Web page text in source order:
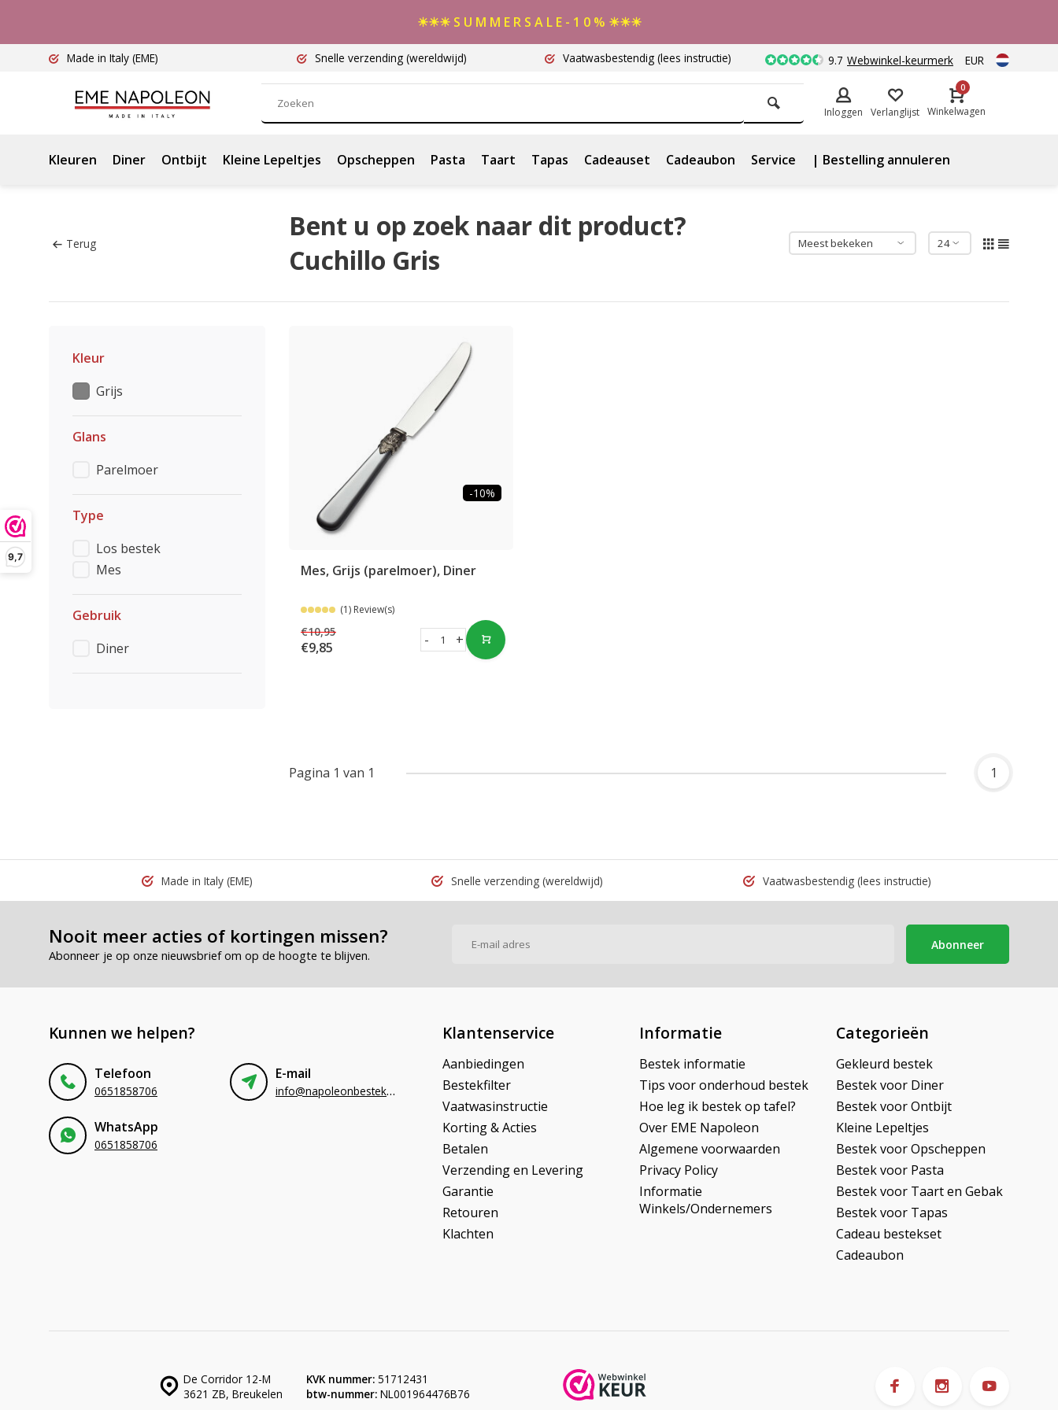
9,7
☀☀☀ S U M M E R S A L E - 1 0 % ☀☀☀
Made in Italy (EME) Snelle verzending (wereldwijd) Vaatwasbestendig (lees instructie) 9.7 Webwinkel-keurmerk EUR
Inloggen Verlanglijst
0
Winkelwagen
Kleuren Diner Ontbijt Kleine Lepeltjes Opscheppen Pasta Taart Tapas Cadeauset Cadeaubon Service | Bestelling annuleren
Terug
Bent u op zoek naar dit product?
Cuchillo Gris
Kleur
Grijs
Glans
Parelmoer
Type
Los bestek
Mes
Gebruik
Diner
-10%
Mes, Grijs (parelmoer), Diner
(1) Review(s)
€10,95
€9,85 +
-
Pagina 1 van 1 1
Made in Italy (EME) Snelle verzending (wereldwijd) Vaatwasbestendig(lees instructie)
Nooit meer acties of kortingen missen?
Abonneer je op onze nieuwsbrief om op de hoogte te blijven.
Abonneer
Kunnen we helpen?
Telefoon
0651858706
E-mail
info@napoleonbestek.nl
WhatsApp
0651858706
Klantenservice
Aanbiedingen
Bestekfilter
Vaatwasinstructie
Korting & Acties
Betalen
Verzending en Levering
Garantie
Retouren
Klachten
Informatie
Bestek informatie
Tips voor onderhoud bestek
Hoe leg ik bestek op tafel?
Over EME Napoleon
Algemene voorwaarden
Privacy Policy
Informatie
Winkels/Ondernemers
Categorieën
Gekleurd bestek
Bestek voor Diner
Bestek voor Ontbijt
Kleine Lepeltjes
Bestek voor Opscheppen
Bestek voor Pasta
Bestek voor Taart en Gebak
Bestek voor Tapas
Cadeau bestekset
Cadeaubon
De Corridor 12-M
3621 ZB, Breukelen
KVK nummer: 51712431
btw-nummer: NL001964476B76